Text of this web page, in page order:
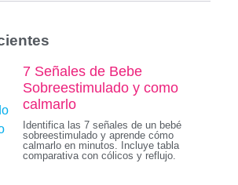
7 Señales de Bebe
Sobreestimulado y como
calmarlo
Identifica las 7 señales de un bebé
sobreestimulado y aprende cómo
calmarlo en minutos. Incluye tabla
comparativa con cólicos y reflujo.